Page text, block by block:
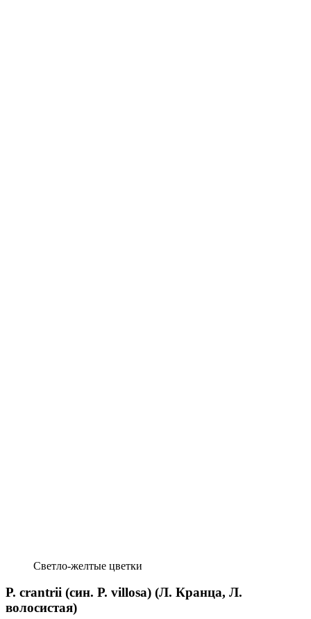
Свет­ло-желтые цветки
P. crantrii (син. P. villosa) (Л. Кранца, Л.
волосистая)